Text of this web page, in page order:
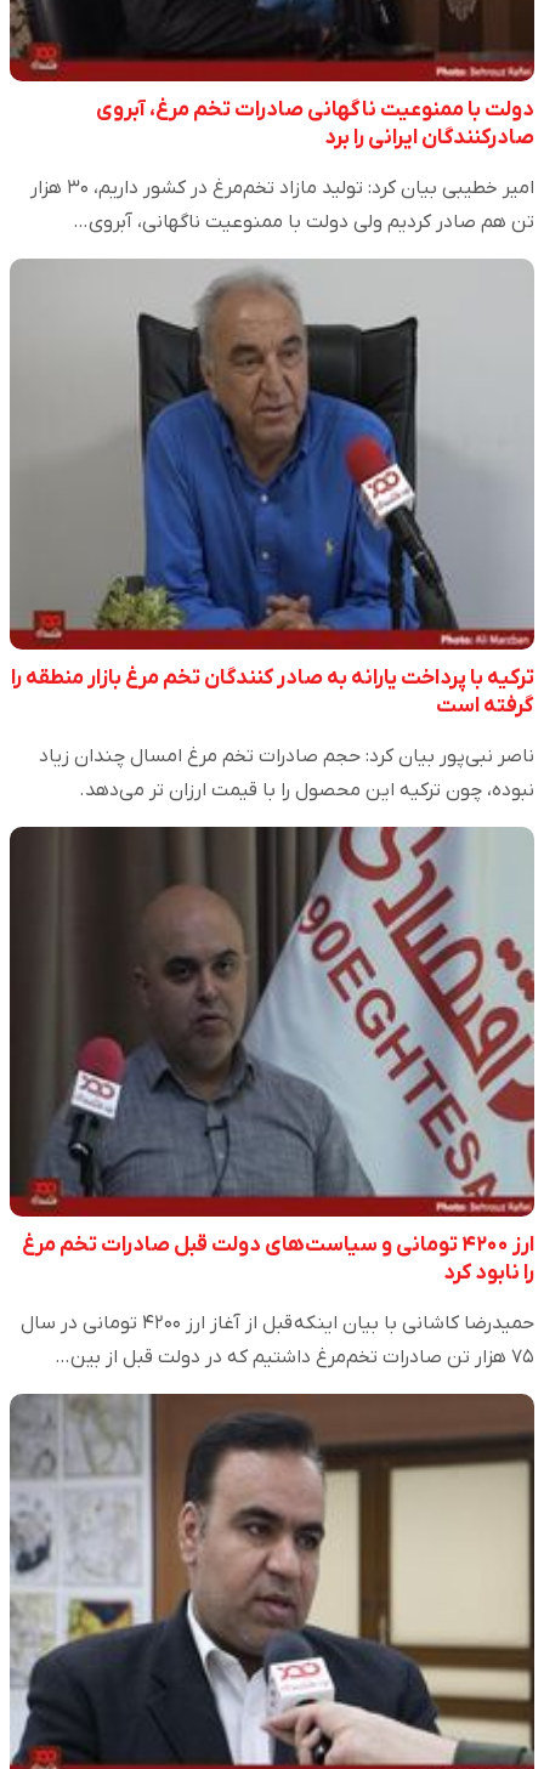
دولت با ممنوعیت ناگهانی صادرات تخم مرغ، آبروی
صادرکنندگان ایرانی را برد
امیر خطیبی بیان کرد: تولید مازاد تخم‌مرغ در کشور داریم، ۳۰ هزار
تن هم صادر کردیم ولی دولت با ممنوعیت ناگهانی، آبروی…
ترکیه با پرداخت یارانه به صادر کنندگان تخم مرغ بازار منطقه را
گرفته است
ناصر نبی‌پور بیان کرد: حجم صادرات تخم مرغ امسال چندان زیاد
نبوده، چون ترکیه این محصول را با قیمت ارزان تر می‌دهد.
ارز ۴۲۰۰ تومانی و سیاست‌های دولت قبل صادرات تخم مرغ
را نابود کرد
حمیدرضا کاشانی با بیان اینکه قبل از آغاز ارز ۴۲۰۰ تومانی در سال
۷۵ هزار تن صادرات تخم‌مرغ داشتیم که در دولت قبل از بین…